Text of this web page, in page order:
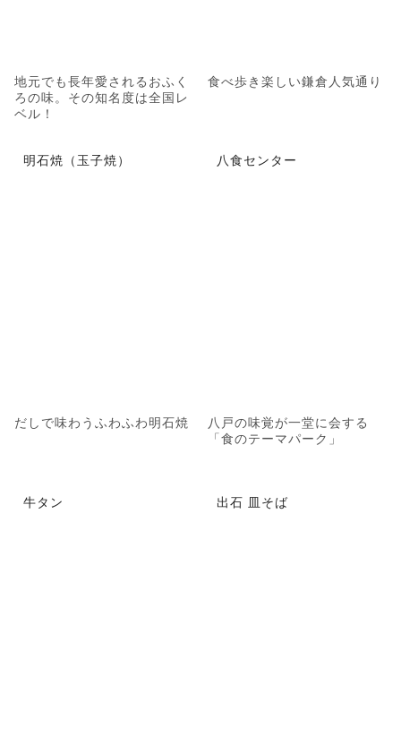
地元でも長年愛されるおふく
ろの味。その知名度は全国レ
ベル！
食べ歩き楽しい鎌倉人気通り
明石焼（玉子焼）
だしで味わうふわふわ明石焼
八食センター
八戸の味覚が一堂に会する
「食のテーマパーク」
牛タン 出石 皿そば